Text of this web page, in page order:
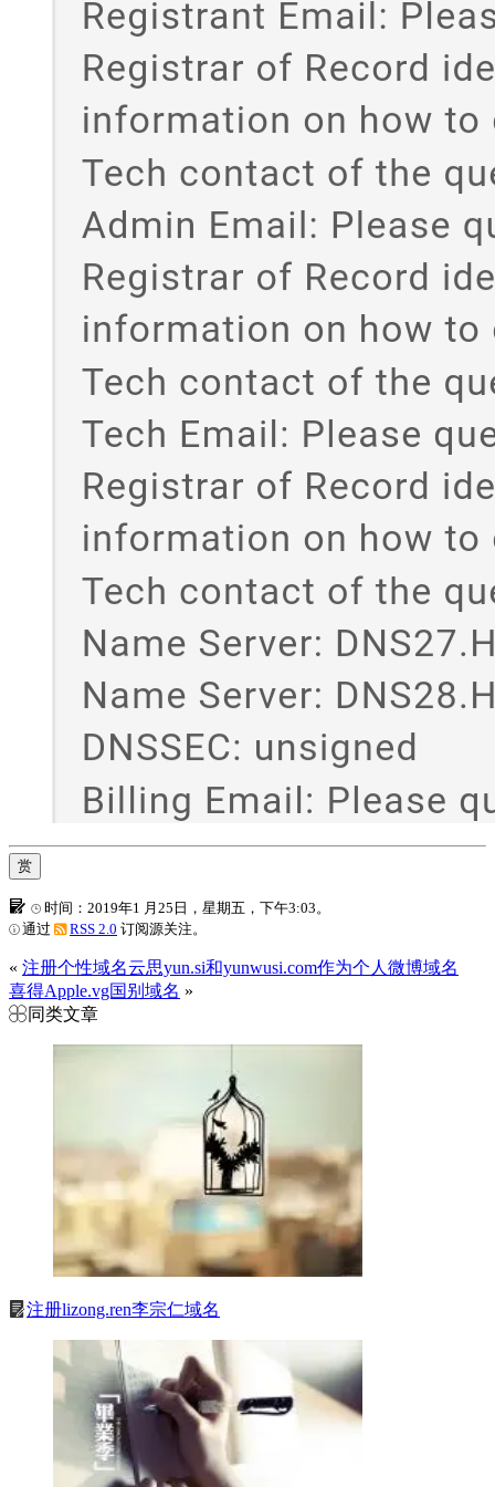
赏
时间：2019年1 月25日，星期五，下午3:03。
通过
RSS 2.0 订阅源关注。
« 注册个性域名云思yun.si和yunwusi.com作为个人微博域名
喜得Apple.vg国别域名 »
同类文章
注册lizong.ren李宗仁域名